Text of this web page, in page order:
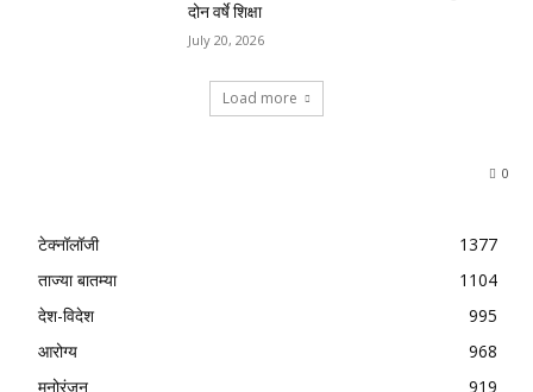
दोन वर्षे शिक्षा
July 20, 2026
Load more
0
टेक्नॉलॉजी
1377
ताज्या बातम्या
1104
देश-विदेश
995
आरोग्य
968
मनोरंजन
919